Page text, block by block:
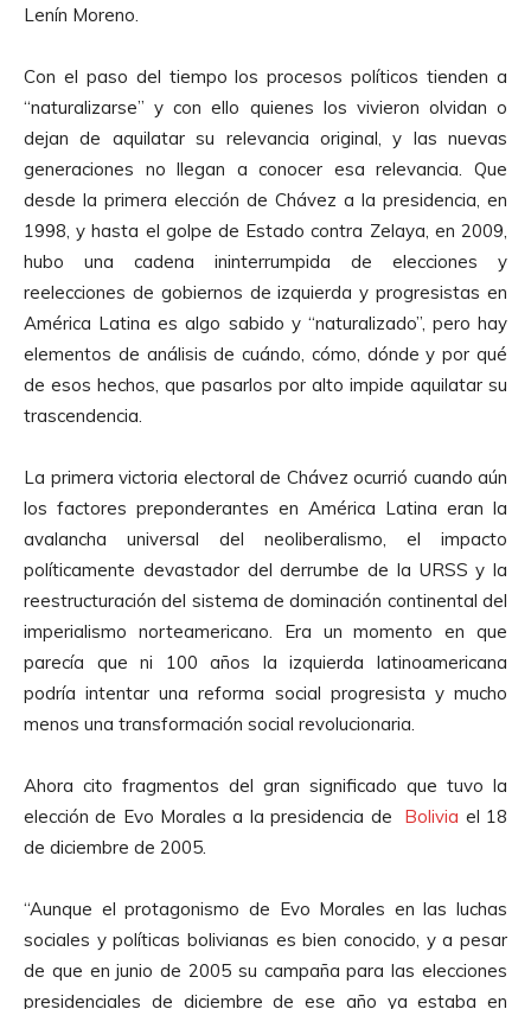
Lenín Moreno.
Con el paso del tiempo los procesos políticos tienden a
“naturalizarse” y con ello quienes los vivieron olvidan o
dejan de aquilatar su relevancia original, y las nuevas
generaciones no llegan a conocer esa relevancia. Que
desde la primera elección de Chávez a la presidencia, en
1998, y hasta el golpe de Estado contra Zelaya, en 2009,
hubo una cadena ininterrumpida de elecciones y
reelecciones de gobiernos de izquierda y progresistas en
América Latina es algo sabido y “naturalizado”, pero hay
elementos de análisis de cuándo, cómo, dónde y por qué
de esos hechos, que pasarlos por alto impide aquilatar su
trascendencia.
La primera victoria electoral de Chávez ocurrió cuando aún
los factores preponderantes en América Latina eran la
avalancha universal del neoliberalismo, el impacto
políticamente devastador del derrumbe de la URSS y la
reestructuración del sistema de dominación continental del
imperialismo norteamericano. Era un momento en que
parecía que ni 100 años la izquierda latinoamericana
podría intentar una reforma social progresista y mucho
menos una transformación social revolucionaria.
Ahora cito fragmentos del gran significado que tuvo la
elección de Evo Morales a la presidencia de
Bolivia el 18
de diciembre de 2005.
“Aunque el protagonismo de Evo Morales en las luchas
sociales y políticas bolivianas es bien conocido, y a pesar
de que en junio de 2005 su campaña para las elecciones
presidenciales de diciembre de ese año ya estaba en